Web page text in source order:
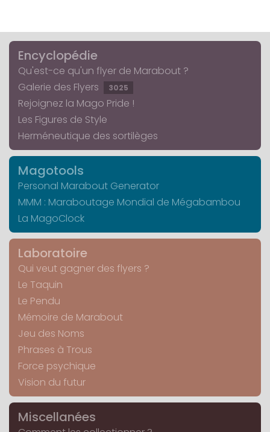
Encyclopédie
Qu'est-ce qu'un flyer de Marabout ?
Galerie des Flyers
3025
Rejoignez la Mago Pride !
Les Figures de Style
Herméneutique des sortilèges
Magotools
Personal Marabout Generator
MMM : Maraboutage Mondial de Mégabambou
La MagoClock
Laboratoire
Qui veut gagner des flyers ?
Le Taquin
Le Pendu
Mémoire de Marabout
Jeu des Noms
Phrases à Trous
Force psychique
Vision du futur
Miscellanées